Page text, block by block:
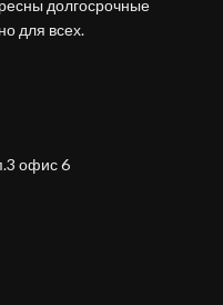
долгосрочные
для всех.
офис 6